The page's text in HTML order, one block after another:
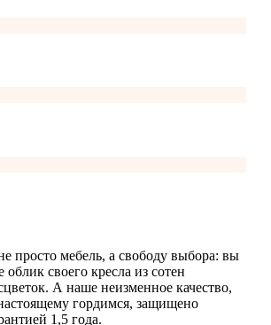
просто мебель, а свободу выбора: вы
своего кресла из сотен
А наше неизменное качество,
гордимся, защищено
1,5 года.